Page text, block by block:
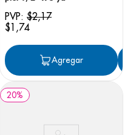
Agregar
PVP: $2,17
$1 ,74
Agregar
20%